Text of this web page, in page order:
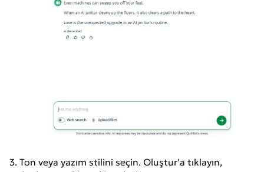
3. Ton veya yazım stilini seçin. Oluştur'a tıklayın,